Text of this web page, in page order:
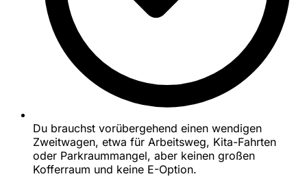
Du brauchst vorübergehend einen wendigen
Zweitwagen, etwa für Arbeitsweg, Kita-Fahrten
oder Parkraummangel, aber keinen großen
Kofferraum und keine E-Option.